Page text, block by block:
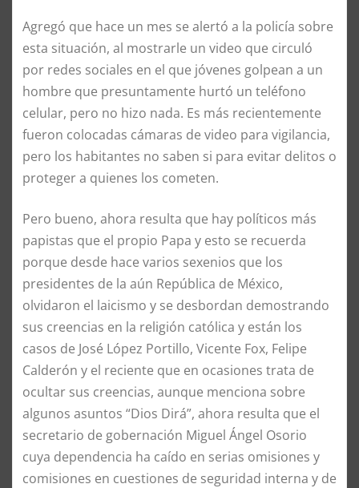
Agregó que hace un mes se alertó a la policía sobre
esta situación, al mostrarle un video que circuló
por redes sociales en el que jóvenes golpean a un
hombre que presuntamente hurtó un teléfono
celular, pero no hizo nada. Es más recientemente
fueron colocadas cámaras de video para vigilancia,
pero los habitantes no saben si para evitar delitos o
proteger a quienes los cometen.
Pero bueno, ahora resulta que hay políticos más
papistas que el propio Papa y esto se recuerda
porque desde hace varios sexenios que los
presidentes de la aún República de México,
olvidaron el laicismo y se desbordan demostrando
sus creencias en la religión católica y están los
casos de José López Portillo, Vicente Fox, Felipe
Calderón y el reciente que en ocasiones trata de
ocultar sus creencias, aunque menciona sobre
algunos asuntos “Dios Dirá”, ahora resulta que el
secretario de gobernación Miguel Ángel Osorio
cuya dependencia ha caído en serias omisiones y
comisiones en cuestiones de seguridad interna y de